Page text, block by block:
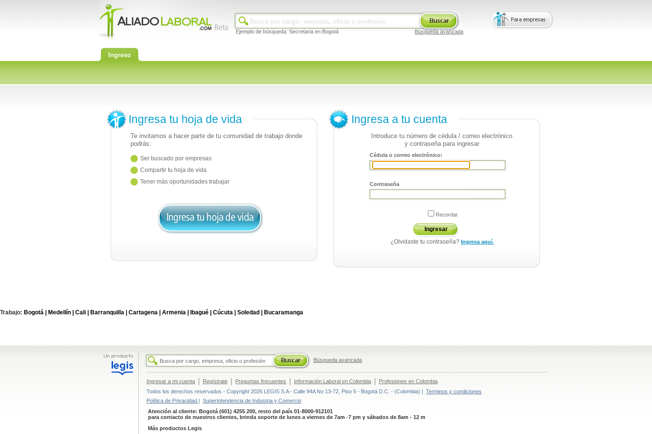
Ejemplo de búsqueda: Secretaria en Bogotá Búsqueda avanzada
Ingreso
Ingresa tu hoja de vida
Te invitamos a hacer parte de tu comunidad de trabajo donde
podrás:
Ser buscado por empresas
Compartir tu hoja de vida
Tener más oportunidades trabajar
Ingresa a tu cuenta
Introduce tu número de cédula / correo electrónico
y contraseña para ingresar
Cédula o correo electrónico:
Contraseña
Recordar
Ingresar
¿Olvidaste tu contraseña? Ingresa aquí.
Trabajo: Bogotá | Medellín | Cali | Barranquilla | Cartagena | Armenia | Ibagué | Cúcuta | Soledad | Bucaramanga
Búsqueda avanzada
Ingresar a mi cuenta | Regístrate | Preguntas frecuentes | Información Laboral en Colombia |
Profesiones en Colombia
Todos los derechos reservados - Copyright 2026 LEGIS S.A - Calle 94A No 13-72, Piso 5 - Bogotá D.C. - (Colombia) | Terminos y condiciones
Política de Privacidad | Superintendencia de Industria y Comercio
Atención al cliente: Bogotá (601) 4255 200, resto del país 01-8000-912101
para contacto de nuestros clientes, brinda soporte de lunes a viernes de 7am -7 pm y sábados de 8am - 12 m
Más productos Legis